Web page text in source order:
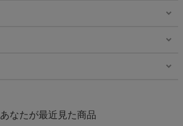
あなたが最近見た商品